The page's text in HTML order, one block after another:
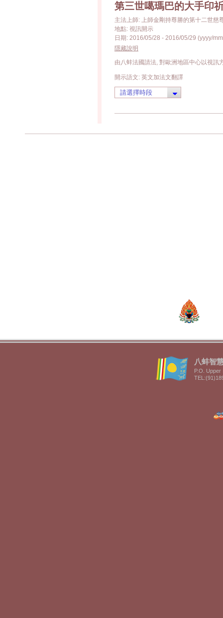
第三世噶瑪巴的大手印
主法上師: 上師金剛持尊勝的第十二世慈
地點: 視訊開示
日期: 2016/05/28 - 2016/05/29 (yyyy/
隱藏說明
由八蚌法國請法, 對歐洲地區中心以視訊
開示語文: 英文加法文翻譯
八蚌智
P.O. Upper